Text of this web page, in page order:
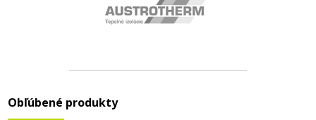
Obľúbené produkty